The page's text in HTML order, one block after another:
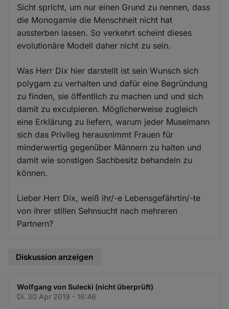
Sicht spricht, um nur einen Grund zu nennen, dass
die Monogamie die Menschheit nicht hat
aussterben lassen. So verkehrt scheint dieses
evolutionäre Modell daher nicht zu sein.
Was Herr Dix hier darstellt ist sein Wunsch sich
polygam zu verhalten und dafür eine Begründung
zu finden, sie öffentlich zu machen und und sich
damit zu exculpieren. Möglicherweise zugleich
eine Erklärung zu liefern, warum jeder Muselmann
sich das Privileg herausnimmt Frauen für
minderwertig gegenüber Männern zu halten und
damit wie sonstigen Sachbesitz behandeln zu
können.
Lieber Herr Dix, weiß ihr/-e Lebensgefährtin/-te
von ihrer stillen Sehnsucht nach mehreren
Partnern?
Diskussion anzeigen
Wolfgang von Sulecki (nicht überprüft)
Di. 30 Apr 2019 - 16:46